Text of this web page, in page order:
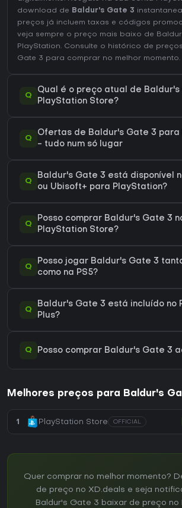
download de Baldur's Gate 3
preços já incluem taxas e códigos
veja sempre o preço mais baixo de
PlayStation. Consulte o histórico de
Gate 3 para comprar no melhor momento.
Q
Qual é o preço atual de Baldur's
PlayStation Store?
Q
Ofertas de Baldur's Gate 3 para
- tudo num só lugar
Q
Baldur's Gate 3 está disponível
ou Ubisoft+ para PlayStation?
Q
Posso comprar Baldur's Gate 3
PlayStation Store?
Q
Posso jogar Baldur's Gate 3
como na PS5?
Q
Baldur's Gate 3 está incluído no
Plus?
Q Posso comprar Baldur's Gate 3
Melhores preços para Baldur's
1 PlayStation Store OFFICIAL
Quer comprar no melhor momento?
de preço no XD.deals e seja
Baldur's Gate 3 baixar de preço no